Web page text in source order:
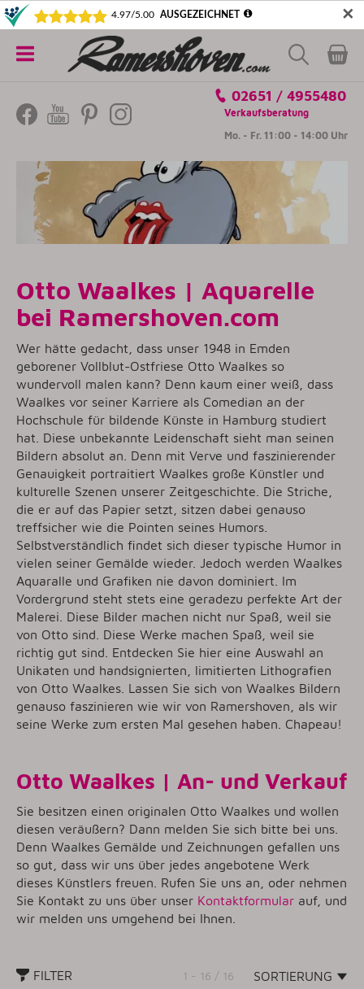
✕
5€ SICHERN! NEWSLETTER ABONNIEREN
Kategorien
02651 / 4955480
Verkaufsberatung
Mo. - Fr. 11:00 - 14:00 Uhr
Otto Waalkes | Aquarelle
bei Ramershoven.com
Wer hätte gedacht, dass unser 1948 in Emden
geborener Vollblut-Ostfriese Otto Waalkes so
wundervoll malen kann? Denn kaum einer weiß, dass
Waalkes vor seiner Karriere als Comedian an der
Hochschule für bildende Künste in Hamburg studiert
hat. Diese unbekannte Leidenschaft sieht man seinen
Bildern absolut an. Denn mit Verve und faszinierender
Genauigkeit portraitiert Waalkes große Künstler und
kulturelle Szenen unserer Zeitgeschichte. Die Striche,
die er auf das Papier setzt, sitzen dabei genauso
treffsicher wie die Pointen seines Humors.
Selbstverständlich findet sich dieser typische Humor in
vielen seiner Gemälde wieder. Jedoch werden Waalkes
Aquaralle und Grafiken nie davon dominiert. Im
Vordergrund steht stets eine geradezu perfekte Art der
Malerei. Diese Bilder machen nicht nur Spaß, weil sie
von Otto sind. Diese Werke machen Spaß, weil sie
richtig gut sind. Entdecken Sie hier eine Auswahl an
Unikaten und handsignierten, limitierten Lithografien
von Otto Waalkes. Lassen Sie sich von Waalkes Bildern
genauso faszinieren wie wir von Ramershoven, als wir
seine Werke zum ersten Mal gesehen haben. Chapeau!
Otto Waalkes | An- und Verkauf
Sie besitzen einen originalen Otto Waalkes und wollen
diesen veräußern? Dann melden Sie sich bitte bei uns.
Denn Waalkes Gemälde und Zeichnungen gefallen uns
so gut, dass wir uns über jedes angebotene Werk
dieses Künstlers freuen. Rufen Sie uns an, oder nehmen
Sie Kontakt zu uns über unser Kontaktformular auf, und
wir melden uns umgehend bei Ihnen.
FILTER 1 - 16 / 16 SORTIERUNG